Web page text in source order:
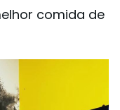
comida de